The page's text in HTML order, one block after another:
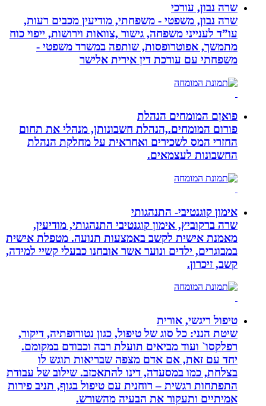
שרה נבון, עורכי
שרה נבון, משפטי - משפחתי, מודיעין מכבים רעות,
עו”ד לענייני משפחה, גישור ,צוואות וירושות, ייפוי כוח
מתמשך, אפוטרופסות, שותפה במשרד משפטי -
משפחתי עם עורכת דין אירית אלישר
פואןם המומחים הנהלת
פורום המומחים.,הנהלת חשבונותן, מנהלי את תחום
החזרי המס לשכירים ואחראית על מחלקת הנהלת
החשבונות לעצמאים.
אימון קוגנטיבי- התנהגותי
שרה ברקוביץ, אימון קוגנטיבי התנהגותי, מודיעין,
מאמנת אישית לקשב באמצעות תנועה. מטפלת אישית
במבוגרים, ילדים ונוער אשר אובחנו כבעלי קשיי למידה,
קשב, זיכרון.
טיפול ריגשי, אורית
שיטת הנני: כל סוג של טיפול, כגון נטורופתיה, דיקור,
רפלקסו` ועוד מביאים תועלת רבה וכבודם במקומם.
יחד עם זאת, אם אדם מצפה שבריאות תוגש לו
בצלחת, כמו במסעדה, דינו להתאכזב. שילוב של עבודת
התפתחות רגשית – רוחנית עם טיפול בגוף, תניב פירות
אמיתיים ותעקור את הבעיה מהשורש.